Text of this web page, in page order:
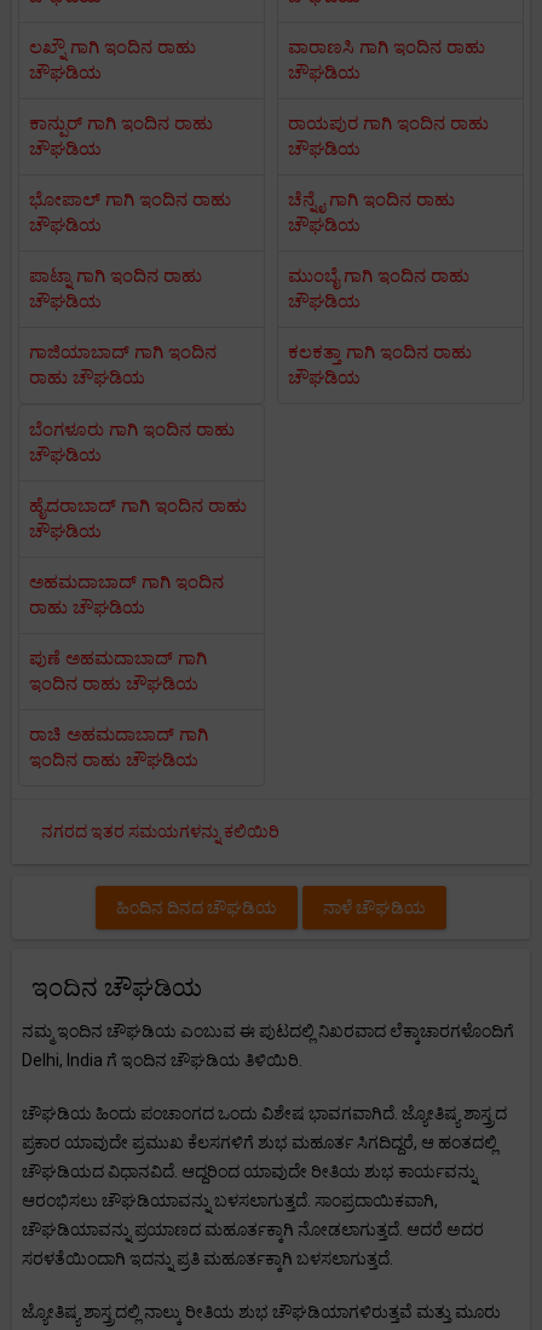
ಲಖ್ನೌ ಗಾಗಿ ಇಂದಿನ ರಾಹು
ಚೌಘಡಿಯ
ಕಾನ್ಪುರ್ ಗಾಗಿ ಇಂದಿನ ರಾಹು
ಚೌಘಡಿಯ
ಭೋಪಾಲ್ ಗಾಗಿ ಇಂದಿನ ರಾಹು
ಚೌಘಡಿಯ
ಪಾಟ್ನಾ ಗಾಗಿ ಇಂದಿನ ರಾಹು
ಚೌಘಡಿಯ
ಗಾಜಿಯಾಬಾದ್ ಗಾಗಿ ಇಂದಿನ
ರಾಹು ಚೌಘಡಿಯ
ವಾರಾಣಸಿ ಗಾಗಿ ಇಂದಿನ ರಾಹು
ಚೌಘಡಿಯ
ರಾಯಪುರ ಗಾಗಿ ಇಂದಿನ ರಾಹು
ಚೌಘಡಿಯ
ಚೆನ್ನೈ ಗಾಗಿ ಇಂದಿನ ರಾಹು
ಚೌಘಡಿಯ
ಮುಂಬೈ ಗಾಗಿ ಇಂದಿನ ರಾಹು
ಚೌಘಡಿಯ
ಕಲಕತ್ತಾ ಗಾಗಿ ಇಂದಿನ ರಾಹು
ಚೌಘಡಿಯ
ಬೆಂಗಳೂರು ಗಾಗಿ ಇಂದಿನ ರಾಹು
ಚೌಘಡಿಯ
ಹೈದರಾಬಾದ್ ಗಾಗಿ ಇಂದಿನ ರಾಹು
ಚೌಘಡಿಯ
ಅಹಮದಾಬಾದ್ ಗಾಗಿ ಇಂದಿನ
ರಾಹು ಚೌಘಡಿಯ
ಪುಣೆ ಅಹಮದಾಬಾದ್ ಗಾಗಿ
ಇಂದಿನ ರಾಹು ಚೌಘಡಿಯ
ರಾಚಿ ಅಹಮದಾಬಾದ್ ಗಾಗಿ
ಇಂದಿನ ರಾಹು ಚೌಘಡಿಯ
ನಗರದ ಇತರ ಸಮಯಗಳನ್ನು ಕಲಿಯಿರಿ
ಹಿಂದಿನ ದಿನದ ಚೌಘಡಿಯ ನಾಳೆ ಚೌಘಡಿಯ
ಇಂದಿನ ಚೌಘಡಿಯ
ನಮ್ಮ ಇಂದಿನ ಚೌಘಡಿಯ ಎಂಬುವ ಈ ಪುಟದಲ್ಲಿ ನಿಖರವಾದ ಲೆಕ್ಕಾಚಾರಗಳೊಂದಿಗೆ
Delhi, India ಗೆ ಇಂದಿನ ಚೌಘಡಿಯ ತಿಳಿಯಿರಿ.
ಚೌಘಡಿಯ ಹಿಂದು ಪಂಚಾಂಗದ ಒಂದು ವಿಶೇಷ ಭಾವಗವಾಗಿದೆ. ಜ್ಯೋತಿಷ್ಯ ಶಾಸ್ತ್ರದ
ಪ್ರಕಾರ ಯಾವುದೇ ಪ್ರಮುಖ ಕೆಲಸಗಳಿಗೆ ಶುಭ ಮಹೂರ್ತ ಸಿಗದಿದ್ದರೆ, ಆ ಹಂತದಲ್ಲಿ
ಚೌಘಡಿಯದ ವಿಧಾನವಿದೆ. ಆದ್ದರಿಂದ ಯಾವುದೇ ರೀತಿಯ ಶುಭ ಕಾರ್ಯವನ್ನು
ಆರಂಭಿಸಲು ಚೌಘಡಿಯಾವನ್ನು ಬಳಸಲಾಗುತ್ತದೆ. ಸಾಂಪ್ರದಾಯಿಕವಾಗಿ,
ಚೌಘಡಿಯಾವನ್ನು ಪ್ರಯಾಣದ ಮಹೂರ್ತಕ್ಕಾಗಿ ನೋಡಲಾಗುತ್ತದೆ. ಆದರೆ ಅದರ
ಸರಳತೆಯಿಂದಾಗಿ ಇದನ್ನು ಪ್ರತಿ ಮಹೂರ್ತಕ್ಕಾಗಿ ಬಳಸಲಾಗುತ್ತದೆ.
ಜ್ಯೋತಿಷ್ಯ ಶಾಸ್ತ್ರದಲ್ಲಿ ನಾಲ್ಕು ರೀತಿಯ ಶುಭ ಚೌಘಡಿಯಾಗಳಿರುತ್ತವೆ ಮತ್ತು ಮೂರು